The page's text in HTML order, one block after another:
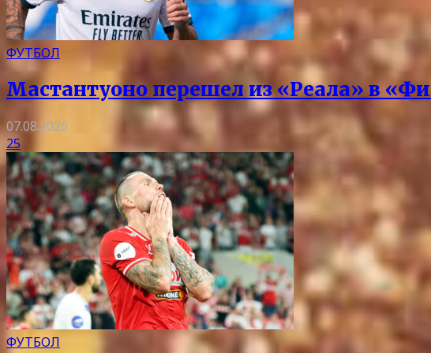
ФУТБОЛ
Мастантуоно перешел из «Реала» в
07.08.2026
25
ФУТБОЛ